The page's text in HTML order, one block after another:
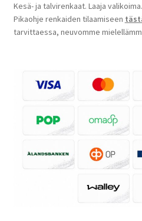
Kesä- ja talvirenkaat. Laaja
Pikaohje renkaiden tilaamiseen
tarvittaessa, neuvomme